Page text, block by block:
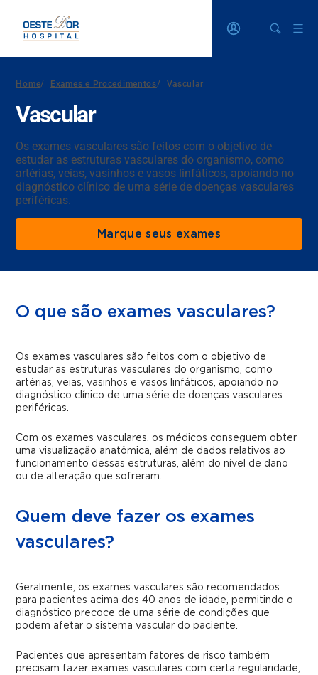
Home/ Exames e Procedimentos/ Vascular
Vascular
Os exames vasculares são feitos com o objetivo de
estudar as estruturas vasculares do organismo, como
artérias, veias, vasinhos e vasos linfáticos, apoiando no
diagnóstico clínico de uma série de doenças vasculares
periféricas.
Marque seus exames
O que são exames vasculares?
Os exames vasculares são feitos com o objetivo de
estudar as estruturas vasculares do organismo, como
artérias, veias, vasinhos e vasos linfáticos, apoiando no
diagnóstico clínico de uma série de doenças vasculares
periféricas.
Com os exames vasculares, os médicos conseguem obter
uma visualização anatômica, além de dados relativos ao
funcionamento dessas estruturas, além do nível de dano
ou de alteração que sofreram.
Quem deve fazer os exames
vasculares?
Geralmente, os exames vasculares são recomendados
para pacientes acima dos 40 anos de idade, permitindo o
diagnóstico precoce de uma série de condições que
podem afetar o sistema vascular do paciente.
Pacientes que apresentam fatores de risco também
precisam fazer exames vasculares com certa regularidade,